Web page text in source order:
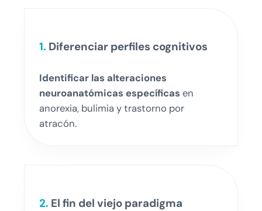
1. Diferenciar perfiles cognitivos
Identificar las alteraciones
neuroanatómicas específicas en
anorexia, bulimia y trastorno por
atracón.
2. El fin del viejo paradigma